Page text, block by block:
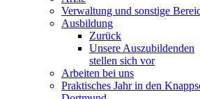
Verwaltung und sonstige
Ausbildung
Zurück
Unsere Auszubildenden
stellen sich vor
Arbeiten bei uns
Praktisches Jahr in den